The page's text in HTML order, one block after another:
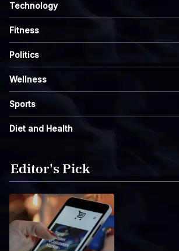
Technology
Fitness
Politics
Wellness
Sports
Diet and Health
Editor's Pick